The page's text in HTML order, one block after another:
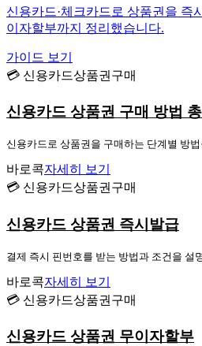
신용카드·체크카드로 상품권을 즉
이자할부까지 정리했습니다.
가이드 보기
💳 신용카드상품권구매
신용카드 상품권 구매 방법 총
신용카드로 상품권을 구매하는 단계별 방
바로콕자세히 보기
💳 신용카드상품권구매
신용카드 상품권 즉시발급
결제 즉시 핀번호를 받는 방법과 조건을 설
바로콕자세히 보기
💳 신용카드상품권구매
신용카드 상품권 무이자할부